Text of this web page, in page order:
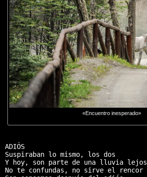
«Encuentro inesperado»
ADIÓS
Suspiraban lo mismo, los dos
Y hoy, son parte de una lluvia lejos
No te confundas, no sirve el rencor